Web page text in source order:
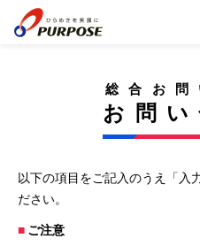
総合お問
お問い
以下の項目をご記入のうえ「入
ださい。
ご注意